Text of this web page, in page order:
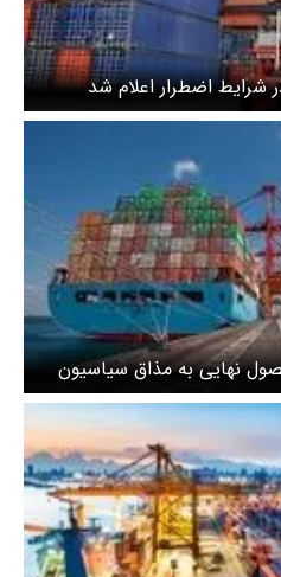
شرایط اضطرار اعلام شد
نهایی به مذاق سیاسیون